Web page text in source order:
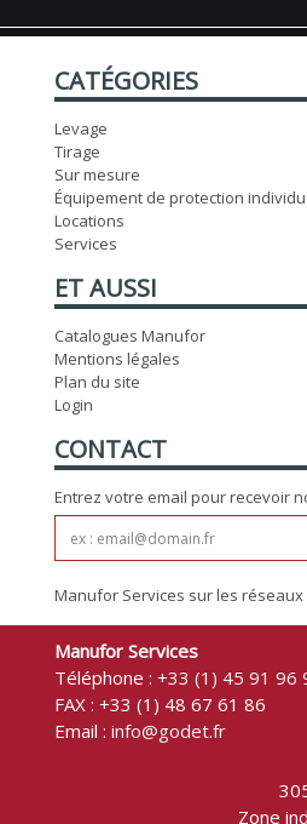
CATÉGORIES
Levage
Tirage
Sur mesure
Équipement de protection
Locations
Services
ET AUSSI
Catalogues Manufor
Mentions légales
Plan du site
Login
CONTACT
Entrez votre email pour recevoir
Manufor Services sur les réseaux
Manufor Services
Téléphone : +33 (1) 45 91 96
FAX : +33 (1) 48 67 61 86
Email : info@godet.fr
Zone